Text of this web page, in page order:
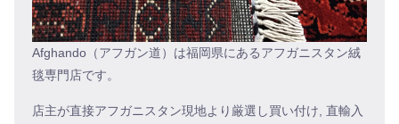
Afghando（アフガン道）は福岡県にあるアフガニスタン絨
毯専門店です。
店主が直接アフガニスタン現地より厳選し買い付け, 直輸入